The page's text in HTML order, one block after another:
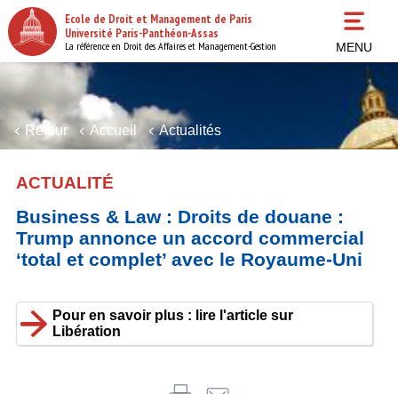
Aller
au
contenu
principal
Ecole de Droit et Management de Paris
Université Paris-Panthéon-Assas
La référence en Droit des Affaires et Management-Gestion MENU
Retour Accueil Actualités
ACTUALITÉ
Business & Law : Droits de douane :
Trump annonce un accord commercial
‘total et complet’ avec le Royaume-Uni
Pour en savoir plus : lire l'article sur
Libération